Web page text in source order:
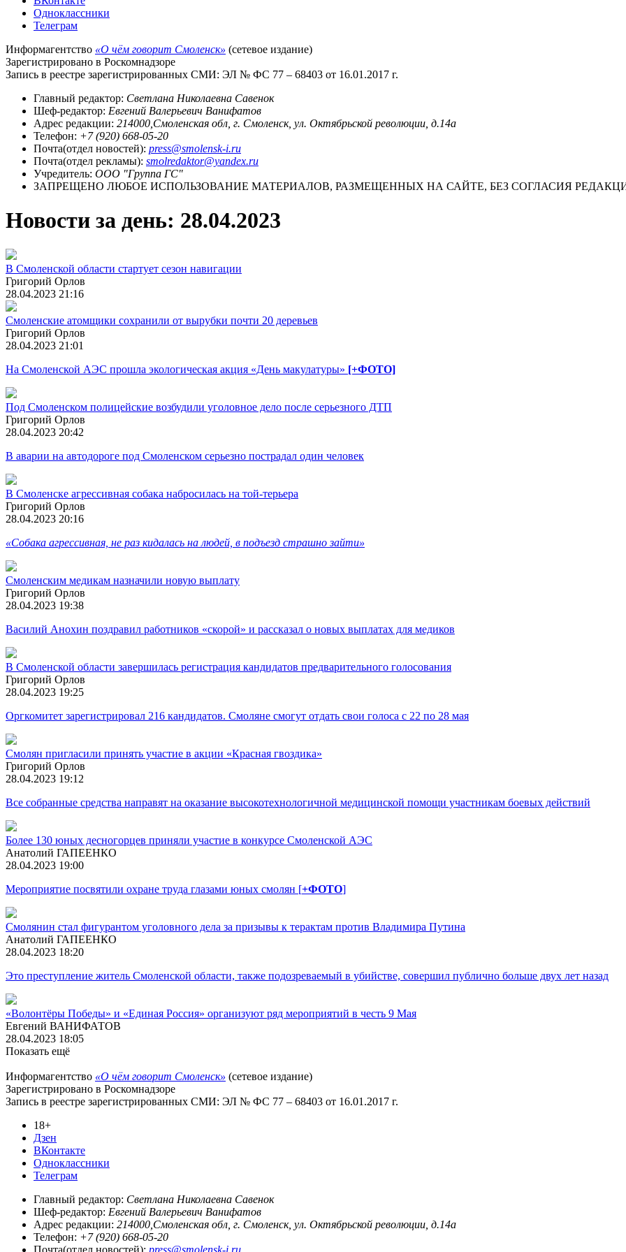
Одноклассники
Телеграм
Информагентство «О чём говорит Смоленск» (сетевое издание)
Зарегистрировано в Роскомнадзоре
Запись в реестре зарегистрированных СМИ: ЭЛ № ФС 77 – 68403 от 16.01.2017 г.
Главный редактор: Светлана Николаевна Савенок
Шеф-редактор: Евгений Валерьевич Ванифатов
Адрес редакции: 214000,Смоленская обл, г. Смоленск, ул. Октябрьской революции, д.14а
Телефон: +7 (920) 668-05-20
Почта(отдел новостей): press@smolensk-i.ru
Почта(отдел рекламы): smolredaktor@yandex.ru
Учредитель: ООО "Группа ГС"
ЗАПРЕЩЕНО ЛЮБОЕ ИСПОЛЬЗОВАНИЕ МАТЕРИАЛОВ, РАЗМЕЩЕННЫХ НА САЙТЕ, БЕЗ СОГЛАСИЯ
Новости за день: 28.04.2023
В Смоленской области стартует сезон навигации
Григорий Орлов
28.04.2023 21:16
Смоленские атомщики сохранили от вырубки почти 20 деревьев
Григорий Орлов
28.04.2023 21:01
На Смоленской АЭС прошла экологическая акция «День макулатуры» [+ФОТО]
Под Смоленском полицейские возбудили уголовное дело после серьезного ДТП
Григорий Орлов
28.04.2023 20:42
В аварии на автодороге под Смоленском серьезно пострадал один человек
В Смоленске агрессивная собака набросилась на той-терьера
Григорий Орлов
28.04.2023 20:16
«Собака агрессивная, не раз кидалась на людей, в подъезд страшно зайти»
Смоленским медикам назначили новую выплату
Григорий Орлов
28.04.2023 19:38
Василий Анохин поздравил работников «скорой» и рассказал о новых выплатах для медиков
В Смоленской области завершилась регистрация кандидатов предварительного голосования
Григорий Орлов
28.04.2023 19:25
Оргкомитет зарегистрировал 216 кандидатов. Смоляне смогут отдать свои голоса с 22 по 28 мая
Смолян пригласили принять участие в акции «Красная гвоздика»
Григорий Орлов
28.04.2023 19:12
Все собранные средства направят на оказание высокотехнологичной медицинской помощи участникам боевых действий
Более 130 юных десногорцев приняли участие в конкурсе Смоленской АЭС
Анатолий ГАПЕЕНКО
28.04.2023 19:00
Мероприятие посвятили охране труда глазами юных смолян [+ФОТО]
Смолянин стал фигурантом уголовного дела за призывы к терактам против Владимира Путина
Анатолий ГАПЕЕНКО
28.04.2023 18:20
Это преступление житель Смоленской области, также подозреваемый в убийстве, совершил публично больше двух лет назад
«Волонтёры Победы» и «Единая Россия» организуют ряд мероприятий в честь 9 Мая
Евгений ВАНИФАТОВ
28.04.2023 18:05
Показать ещё
Информагентство «О чём говорит Смоленск» (сетевое издание)
Зарегистрировано в Роскомнадзоре
Запись в реестре зарегистрированных СМИ: ЭЛ № ФС 77 – 68403 от 16.01.2017 г.
18+
Дзен
ВКонтакте
Одноклассники
Телеграм
Главный редактор: Светлана Николаевна Савенок
Шеф-редактор: Евгений Валерьевич Ванифатов
Адрес редакции: 214000,Смоленская обл, г. Смоленск, ул. Октябрьской революции, д.14а
Телефон: +7 (920) 668-05-20
Почта(отдел новостей): press@smolensk-i.ru